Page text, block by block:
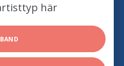
här
BAND